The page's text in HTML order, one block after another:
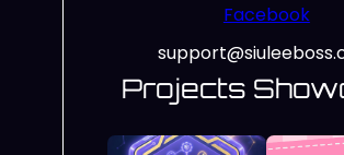
Facebook
Projects